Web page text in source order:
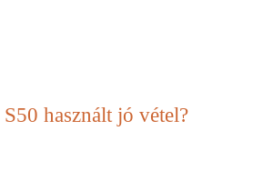
használt jó vétel?